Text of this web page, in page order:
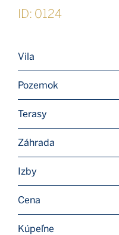
ID: 0124
Vila
Pozemok
Terasy
Záhrada
Izby
Cena
Kúpeľne